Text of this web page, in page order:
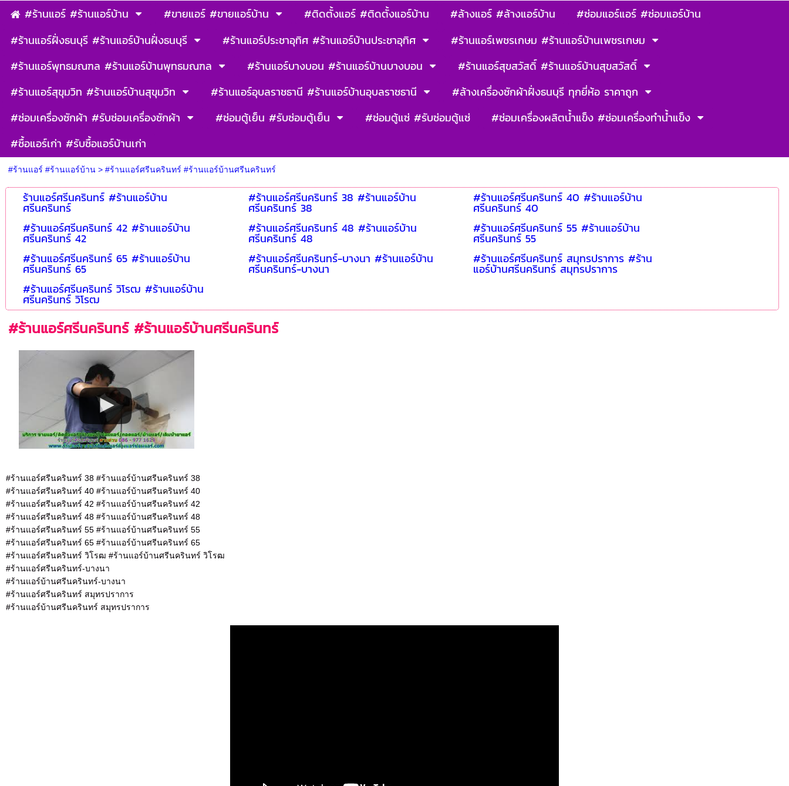
#ร้านแอร์ #ร้านแอร์บ้าน #ขายแอร์ #ขายแอร์บ้าน #ติดตั้งแอร์ #ติดตั้งแอร์บ้าน #ล้างแอร์ #ล้างแอร์บ้าน
#ซ่อมแอร์แอร์ #ซ่อมแอร์บ้าน
#ร้านแอร์ฝั่งธนบุรี #ร้านแอร์บ้านฝั่งธนบุรี
#ร้านแอร์ประชาอุทิศ #ร้านแอร์บ้านประชาอุทิศ
#ร้านแอร์เพชรเกษม #ร้านแอร์บ้านเพชรเกษม
#ร้านแอร์พุทธมณฑล #ร้านแอร์บ้านพุทธมณฑล
#ร้านแอร์บางบอน #ร้านแอร์บ้านบางบอน
#ร้านแอร์สุขสวัสดิ์ #ร้านแอร์บ้านสุขสวัสดิ์
#ร้านแอร์สุขุมวิท #ร้านแอร์บ้านสุขุมวิท
#ร้านแอร์อุบลราชธานี #ร้านแอร์บ้านอุบลราชธานี
#ล้างเครื่องซักผ้าฝั่งธนบุรี ทุกยี่ห้อ ราคาถูก
#ซ่อมเครื่องซักผ้า #รับซ่อมเครื่องซักผ้า
#ซ่อมตู้เย็น #รับซ่อมตู้เย็น #ซ่อมตู้แซ่ #รับซ่อมตู้แซ่
#ซ่อมเครื่องผลิตน้ำแข็ง #ซ่อมเครื่องทำน้ำแข็ง
#ซื้อแอร์เก่า #รับซื้อแอร์บ้านเก่า
#ร้านแอร์ #ร้านแอร์บ้าน> #ร้านแอร์ศรีนครินทร์ #ร้านแอร์บ้านศรีนครินทร์
ร้านแอร์ศรีนครินทร์ #ร้านแอร์บ้าน
ศรีนครินทร์
#ร้านแอร์ศรีนครินทร์ 38 #ร้านแอร์บ้าน
ศรีนครินทร์ 38
#ร้านแอร์ศรีนครินทร์ 40 #ร้านแอร์บ้าน
ศรีนครินทร์ 40
#ร้านแอร์ศรีนครินทร์ 42 #ร้านแอร์บ้าน
ศรีนครินทร์ 42
#ร้านแอร์ศรีนครินทร์ 48 #ร้านแอร์บ้าน
ศรีนครินทร์ 48
#ร้านแอร์ศรีนครินทร์ 55 #ร้านแอร์บ้าน
ศรีนครินทร์ 55
#ร้านแอร์ศรีนครินทร์ 65 #ร้านแอร์บ้าน
ศรีนครินทร์ 65
#ร้านแอร์ศรีนครินทร์-บางนา #ร้านแอร์บ้าน
ศรีนครินทร์-บางนา
#ร้านแอร์ศรีนครินทร์ สมุทรปราการ #ร้าน
แอร์บ้านศรีนครินทร์ สมุทรปราการ
#ร้านแอร์ศรีนครินทร์ วิโรฒ #ร้านแอร์บ้าน
ศรีนครินทร์ วิโรฒ
#ร้านแอร์ศรีนครินทร์ #ร้านแอร์บ้านศรีนครินทร์
#ร้านแอร์ศรีนครินทร์ 38 #ร้านแอร์บ้านศรีนครินทร์ 38
#ร้านแอร์ศรีนครินทร์ 40 #ร้านแอร์บ้านศรีนครินทร์ 40
#ร้านแอร์ศรีนครินทร์ 42 #ร้านแอร์บ้านศรีนครินทร์ 42
#ร้านแอร์ศรีนครินทร์ 48 #ร้านแอร์บ้านศรีนครินทร์ 48
#ร้านแอร์ศรีนครินทร์ 55 #ร้านแอร์บ้านศรีนครินทร์ 55
#ร้านแอร์ศรีนครินทร์ 65 #ร้านแอร์บ้านศรีนครินทร์ 65
#ร้านแอร์ศรีนครินทร์ วิโรฒ #ร้านแอร์บ้านศรีนครินทร์ วิโรฒ
#ร้านแอร์ศรีนครินทร์-บางนา
#ร้านแอร์บ้านศรีนครินทร์-บางนา
#ร้านแอร์ศรีนครินทร์ สมุทรปราการ
#ร้านแอร์บ้านศรีนครินทร์ สมุทรปราการ